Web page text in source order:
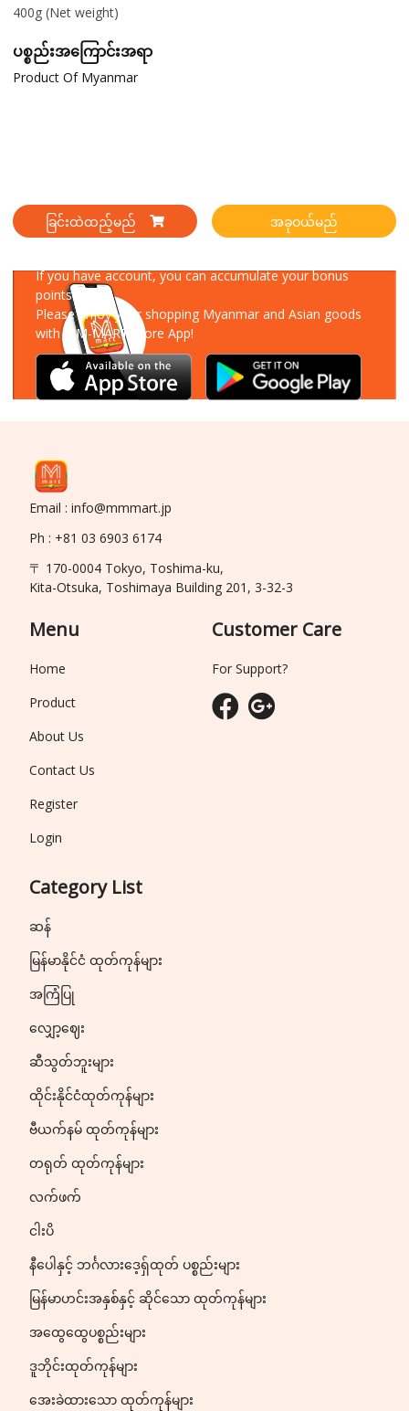
400g (Net weight)
ပစ္စည်းအကြောင်းအရာ
Product Of Myanmar
ခြင်းထဲထည့်မည် အခုဝယ်မည်
If you have account, you can accumulate your bonus
points!
Please enjoy your shopping Myanmar and Asian goods
with MM-MART Store App!
Email : info@mmmart.jp
Ph : +81 03 6903 6174
〒 170-0004 Tokyo, Toshima-ku,
Kita-Otsuka, Toshimaya Building 201, 3-32-3
Menu
Home
Product
About Us
Contact Us
Register
Login
Category List
ဆန်
မြန်မာနိုင်ငံ ထုတ်ကုန်များ
အကြံပြု
လျှော့ဈေး
ဆီသွတ်ဘူးများ
ထိုင်းနိုင်ငံထုတ်ကုန်များ
ဗီယက်နမ် ထုတ်ကုန်များ
တရုတ် ထုတ်ကုန်များ
လက်ဖက်
ငါးပိ
နီပေါနှင့် ဘင်္ဂလားဒေ့ရှ်ထုတ် ပစ္စည်းများ
မြန်မာဟင်းအနှစ်နှင့် ဆိုင်သော ထုတ်ကုန်များ
အထွေထွေပစ္စည်းများ
ဒူဘိုင်းထုတ်ကုန်များ
အေးခဲထားသော ထုတ်ကုန်များ
Customer Care
For Support?